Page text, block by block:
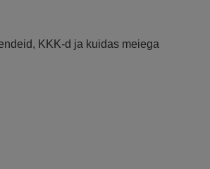
KKK-d ja kuidas meiega